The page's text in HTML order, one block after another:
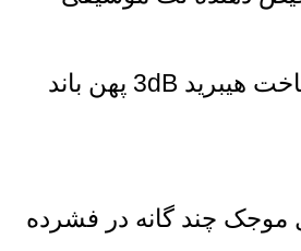
30- طراحی و ساخت هیبرید 3dB پهن باند
یل موجک چند گانه در فشرده